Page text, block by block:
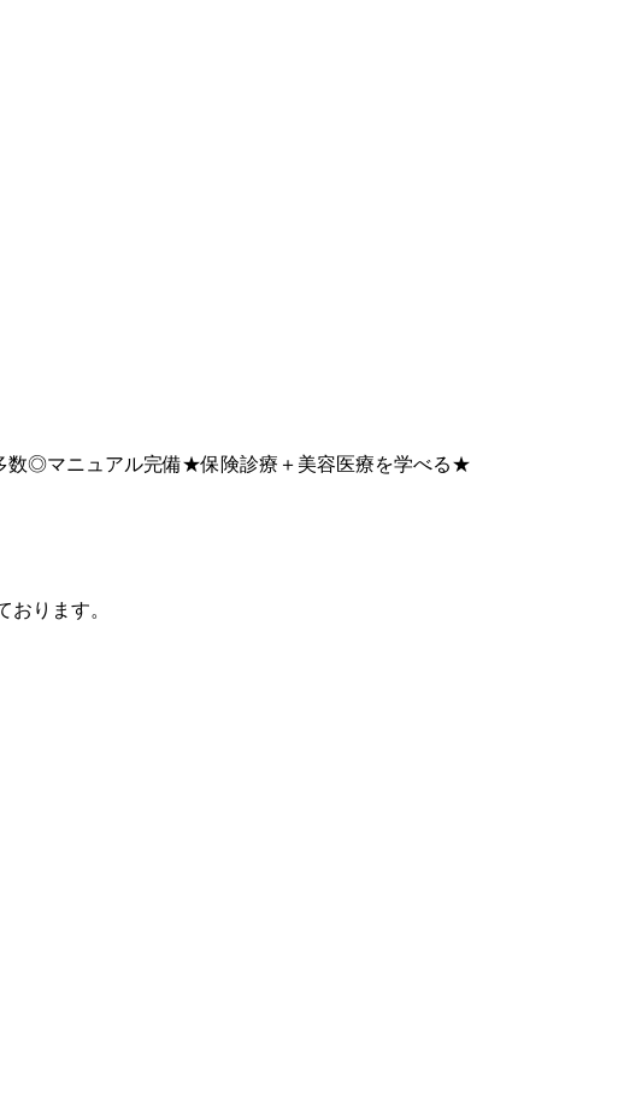
数◎マニュアル完備★保険診療＋美容医療を学べる★
ります。